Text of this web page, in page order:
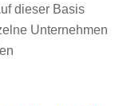
dieser Basis
Unternehmen